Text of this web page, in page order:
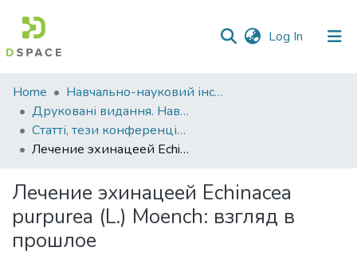
Log In (current)
Communities
&
Collections
All of DSpace
Statistics
Home
Навчально-науковий інститут агротехнологій, селекції та екології
Друковані видання. Навчально-науковий інститут агротехнологій, селекції та екології
Статті, тези конференцій. Навчально-науковий інститут агротехнологій, селекції та екології
Лечение эхинацеей Echinacea purpurea (L.) Moench: взгляд в прошлое
Лечение эхинацеей Echinacea
purpurea (L.) Moench: взгляд в
прошлое